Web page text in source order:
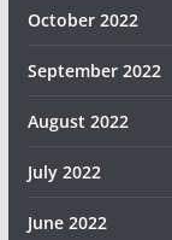
October 2022
September 2022
August 2022
July 2022
June 2022